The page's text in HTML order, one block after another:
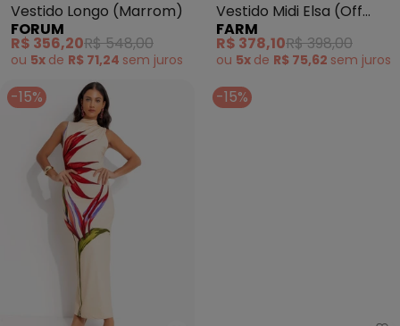
Vestido Longo (Marrom)
FORUM
R$ 356,20R$ 548,00
ou 5x de R$ 71,24 sem juros
Vestido Midi Elsa (Off
White)
FARM
R$ 378,10R$ 398,00
ou 5x de R$ 75,62 sem juros
-15% -15%